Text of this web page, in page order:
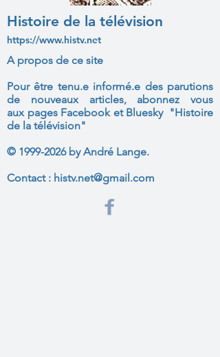
Histoire de la télévision
https://www.histv.net
A propos de ce site
Pour être tenu.e informé.e des parutions
de nouveaux articles, abonnez vous
aux pages Facebook et Bluesky "Histoire
de la télévision"
© 1999-2026by André Lange.
Contact : histv.net@gmail.com